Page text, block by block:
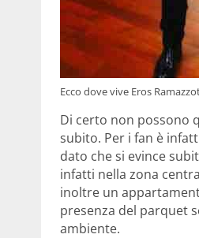
Ecco dove vive Eros
Di certo non possono
subito. Per i fan è
dato che si evince
infatti nella zona
inoltre un
presenza del parquet
ambiente.